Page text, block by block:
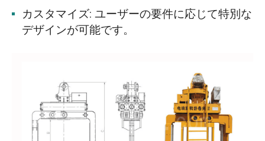
カスタマイズ: ユーザーの要件に応じて特別な
デザインが可能です。